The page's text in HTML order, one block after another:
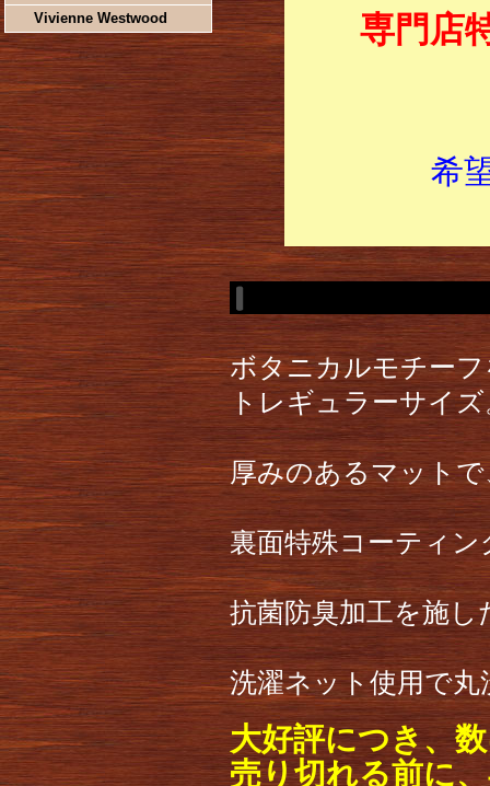
Vivienne Westwood
専門店
希
ボタニカルモチー
トレギュラーサイズ
厚みのあるマット
裏面特殊コーティ
抗菌防臭加工を施
洗濯ネット使用で丸
大好評につき、
売り切れる前に